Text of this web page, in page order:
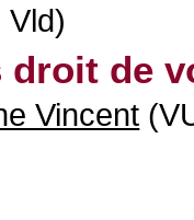
Vld)
droit de
Vincent